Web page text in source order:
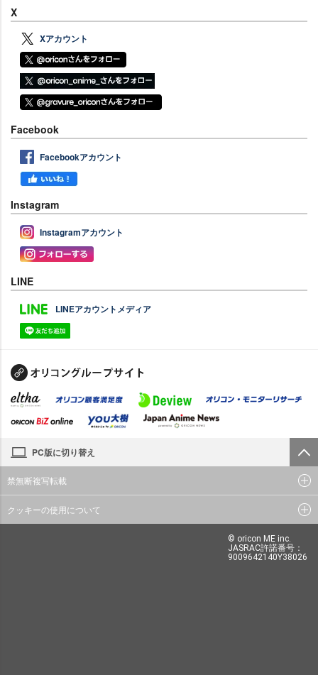
X
Xアカウント
Facebook
Facebookアカウント
Instagram
Instagramアカウント
LINE
LINEアカウントメディア
PC版に切り替え
禁無断複写転載
クッキーの使用について
© oricon ME inc.
JASRAC許諾番号：
9009642140Y38026